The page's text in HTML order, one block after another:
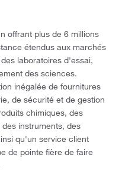
offrant plus de 6 millions
étendus aux marchés
laboratoires d'essai,
des sciences.
inégalée de fournitures
de sécurité et de gestion
chimiques, des
instruments, des
qu'un service client
de pointe fière de faire